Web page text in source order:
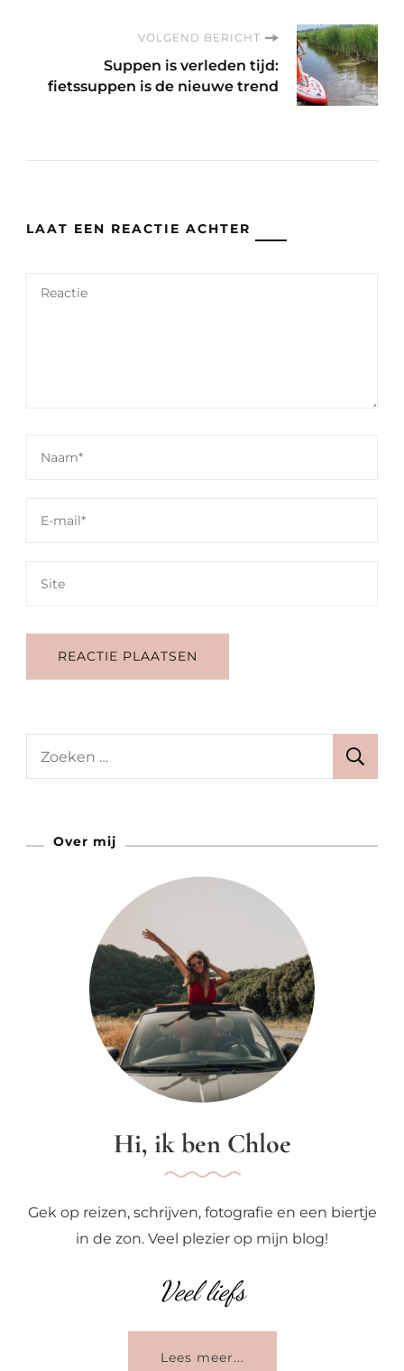
VOLGEND BERICHT
Suppen is verleden tijd:
fietssuppen is de nieuwe trend
LAAT EEN REACTIE ACHTER
Over mij
Hi, ik ben Chloe
Gek op reizen, schrijven, fotografie en een biertje
in de zon. Veel plezier op mijn blog!
Veel liefs
Lees meer...